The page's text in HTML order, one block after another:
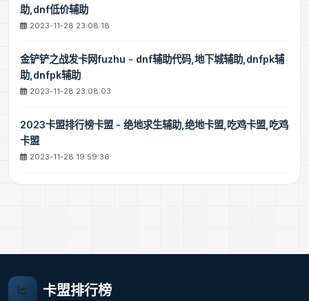
助,dnf低价辅助
2023-11-28 23:08:18
金铲铲之战发卡网fuzhu - dnf辅助代码,地下城辅助,dnfpk辅
助,dnfpk辅助
2023-11-28 23:08:03
2023卡盟排行榜卡盟 - 绝地求生辅助,绝地卡盟,吃鸡卡盟,吃鸡
卡盟
2023-11-28 19:59:36
卡盟排行榜